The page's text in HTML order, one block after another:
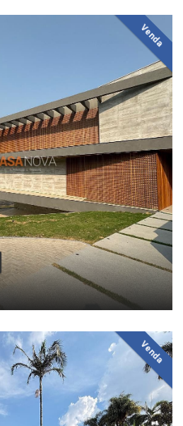
Venda
Venda